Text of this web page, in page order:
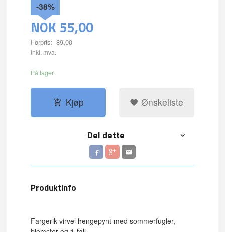
NOK 55,00
Førpris: 89,00
Rabatt
-38%
inkl. mva.
På lager
Kjøp Ønskeliste
Del dette
Produktinfo
Fargerik virvel hengepynt med sommerfugler,